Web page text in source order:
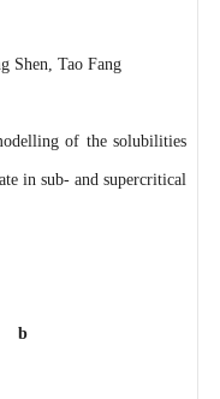
Shen, Tao Fang
of the solubilities
in sub- and supercritical